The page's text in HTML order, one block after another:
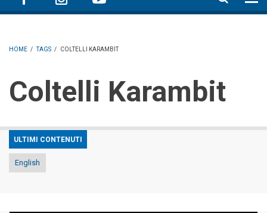
HOME / TAGS / COLTELLI KARAMBIT
Coltelli Karambit
ULTIMI CONTENUTI
English